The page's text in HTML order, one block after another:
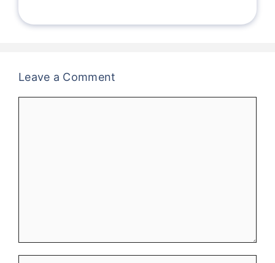
Leave a Comment